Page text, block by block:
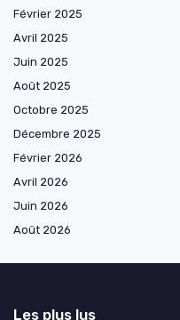
Février 2025
Avril 2025
Juin 2025
Août 2025
Octobre 2025
Décembre 2025
Février 2026
Avril 2026
Juin 2026
Août 2026
Les plus lus